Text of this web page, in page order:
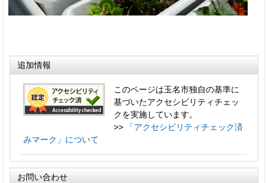
追加情報
このページは玉名市独自の基準に
基づいたアクセシビリティチェッ
クを実施しています。
>>
「アクセシビリティチェック済
みマーク」について
お問い合わせ